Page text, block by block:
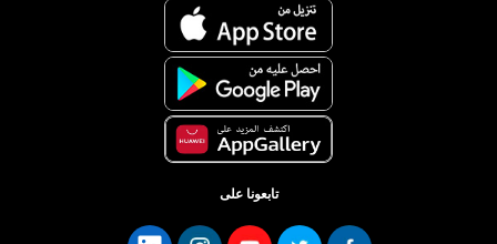
تابعونا على